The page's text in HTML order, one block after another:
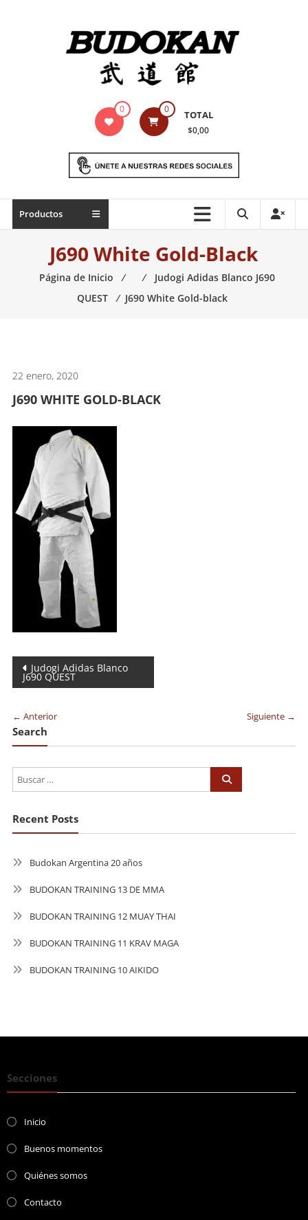
Indumentaria
marciales
Todo
necesario
práctica
0 0 TOTAL
$0,00
Productos
J690 White Gold-Black
Página de Inicio ⁄ ⁄
Judogi Adidas Blanco J690
QUEST
⁄ J690 White Gold-black
22 enero, 2020
J690 WHITE GOLD-BLACK
Navegación
de
entradas
Judogi Adidas Blanco
J690 QUEST
← Anterior Siguiente →
Search
Recent Posts
Budokan Argentina 20 años
BUDOKAN TRAINING 13 DE MMA
BUDOKAN TRAINING 12 MUAY THAI
BUDOKAN TRAINING 11 KRAV MAGA
BUDOKAN TRAINING 10 AIKIDO
Secciones
Inicio
Buenos momentos
Quiénes somos
Contacto